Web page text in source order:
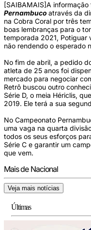
[SAIBAMAIS]A
Pernambuco através da
na Cobra Coral por três
boas lembranças para o
temporada 2021, Potiguar
não rendendo o esperado
No fim de abril, a pedido
atleta de 25 anos foi
mercado para negociar
Retrô buscou outro
Série D, o meia Hériclis,
2019. Ele terá a sua
No Campeonato
uma vaga na quarta
todos os seus esforços
Série C e garantir um
que vem.
Mais de Nacional
Veja mais notícias
Últimas